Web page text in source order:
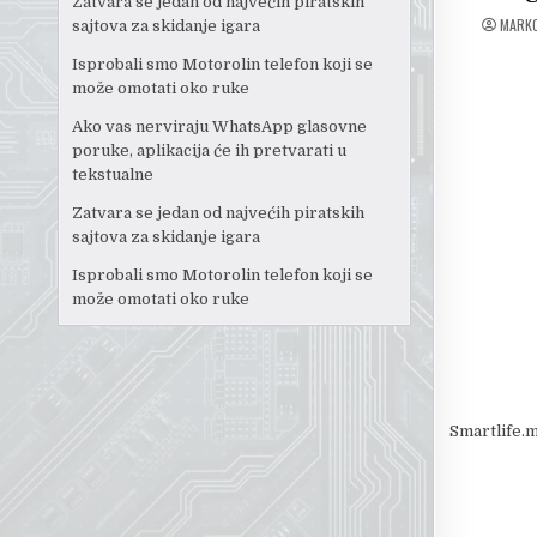
sajtova za skidanje igara
Isprobali smo Motorolin telefon koji se
može omotati oko ruke
Ako vas nerviraju WhatsApp glasovne
poruke, aplikacija će ih pretvarati u
tekstualne
Zatvara se jedan od najvećih piratskih
sajtova za skidanje igara
Isprobali smo Motorolin telefon koji se
može omotati oko ruke